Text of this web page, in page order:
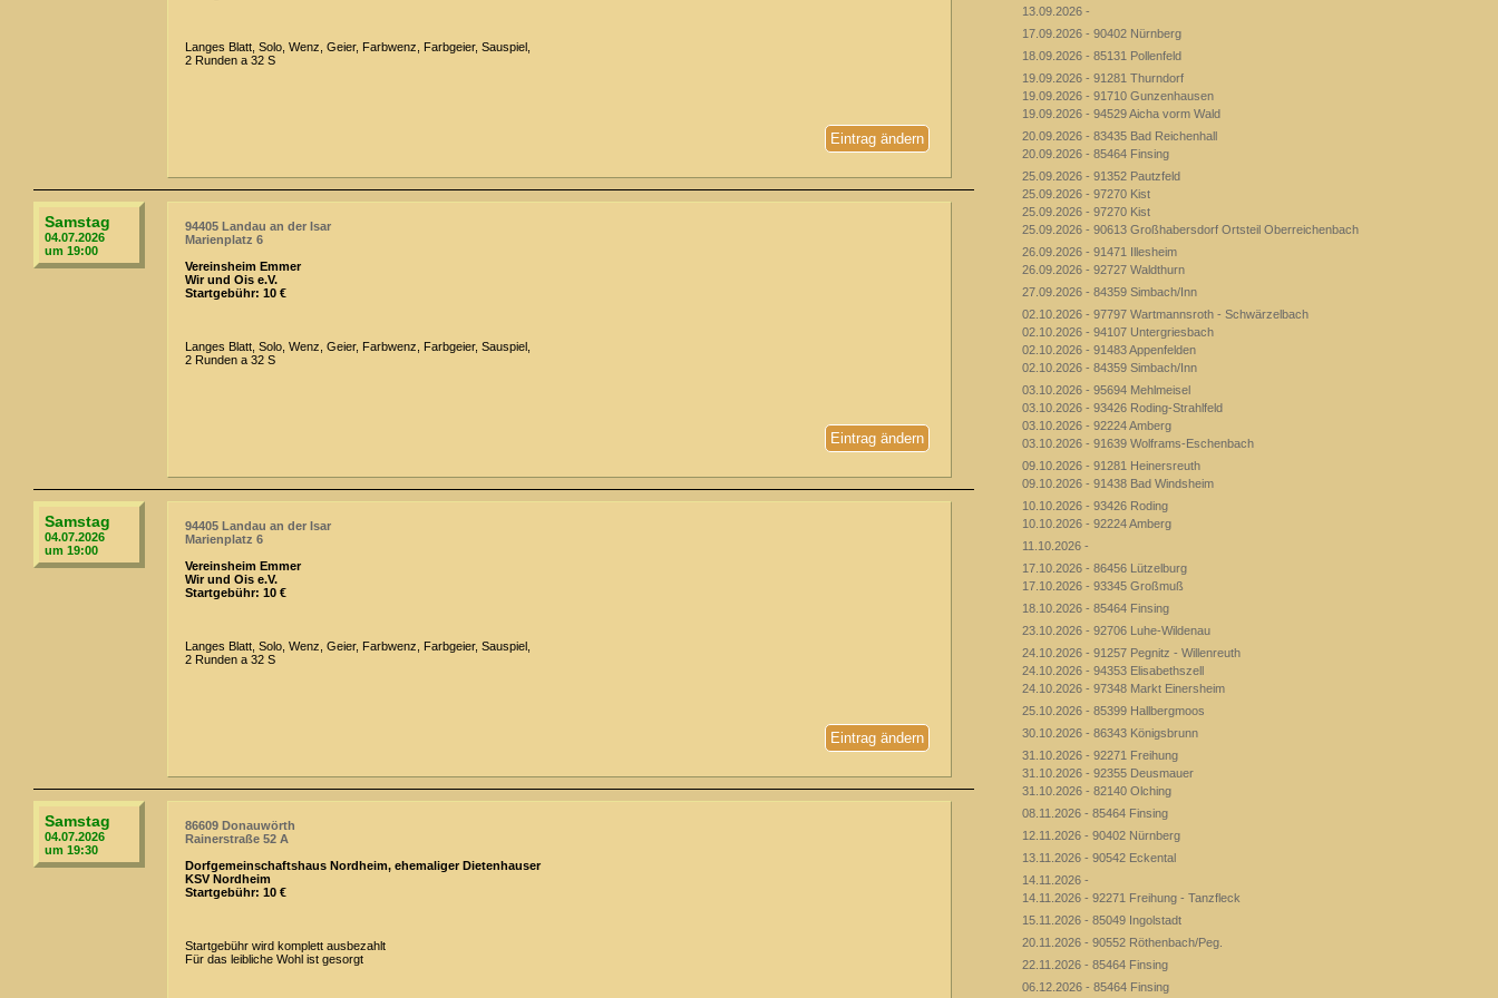
Langes Blatt, Solo, Wenz, Geier, Farbwenz, Farbgeier, Sauspiel,
2 Runden a 32 S
Eintrag ändern
Samstag
04.07.2026
um 19:00
94405 Landau an der Isar
Marienplatz 6
Vereinsheim Emmer
Wir und Ois e.V.
Startgebühr: 10 €
Langes Blatt, Solo, Wenz, Geier, Farbwenz, Farbgeier, Sauspiel,
2 Runden a 32 S
Eintrag ändern
Samstag
04.07.2026
um 19:00
94405 Landau an der Isar
Marienplatz 6
Vereinsheim Emmer
Wir und Ois e.V.
Startgebühr: 10 €
Langes Blatt, Solo, Wenz, Geier, Farbwenz, Farbgeier, Sauspiel,
2 Runden a 32 S
Eintrag ändern
Samstag
04.07.2026
um 19:30
86609 Donauwörth
Rainerstraße 52 A
Dorfgemeinschaftshaus Nordheim, ehemaliger Dietenhauser
KSV Nordheim
Startgebühr: 10 €
Startgebühr wird komplett ausbezahlt
Für das leibliche Wohl ist gesorgt
13.09.2026 -
17.09.2026 - 90402 Nürnberg
18.09.2026 - 85131 Pollenfeld
19.09.2026 - 91281 Thurndorf
19.09.2026 - 91710 Gunzenhausen
19.09.2026 - 94529 Aicha vorm Wald
20.09.2026 - 83435 Bad Reichenhall
20.09.2026 - 85464 Finsing
25.09.2026 - 91352 Pautzfeld
25.09.2026 - 97270 Kist
25.09.2026 - 97270 Kist
25.09.2026 - 90613 Großhabersdorf Ortsteil Oberreichenbach
26.09.2026 - 91471 Illesheim
26.09.2026 - 92727 Waldthurn
27.09.2026 - 84359 Simbach/Inn
02.10.2026 - 97797 Wartmannsroth - Schwärzelbach
02.10.2026 - 94107 Untergriesbach
02.10.2026 - 91483 Appenfelden
02.10.2026 - 84359 Simbach/Inn
03.10.2026 - 95694 Mehlmeisel
03.10.2026 - 93426 Roding-Strahlfeld
03.10.2026 - 92224 Amberg
03.10.2026 - 91639 Wolframs-Eschenbach
09.10.2026 - 91281 Heinersreuth
09.10.2026 - 91438 Bad Windsheim
10.10.2026 - 93426 Roding
10.10.2026 - 92224 Amberg
11.10.2026 -
17.10.2026 - 86456 Lützelburg
17.10.2026 - 93345 Großmuß
18.10.2026 - 85464 Finsing
23.10.2026 - 92706 Luhe-Wildenau
24.10.2026 - 91257 Pegnitz - Willenreuth
24.10.2026 - 94353 Elisabethszell
24.10.2026 - 97348 Markt Einersheim
25.10.2026 - 85399 Hallbergmoos
30.10.2026 - 86343 Königsbrunn
31.10.2026 - 92271 Freihung
31.10.2026 - 92355 Deusmauer
31.10.2026 - 82140 Olching
08.11.2026 - 85464 Finsing
12.11.2026 - 90402 Nürnberg
13.11.2026 - 90542 Eckental
14.11.2026 -
14.11.2026 - 92271 Freihung - Tanzfleck
15.11.2026 - 85049 Ingolstadt
20.11.2026 - 90552 Röthenbach/Peg.
22.11.2026 - 85464 Finsing
06.12.2026 - 85464 Finsing